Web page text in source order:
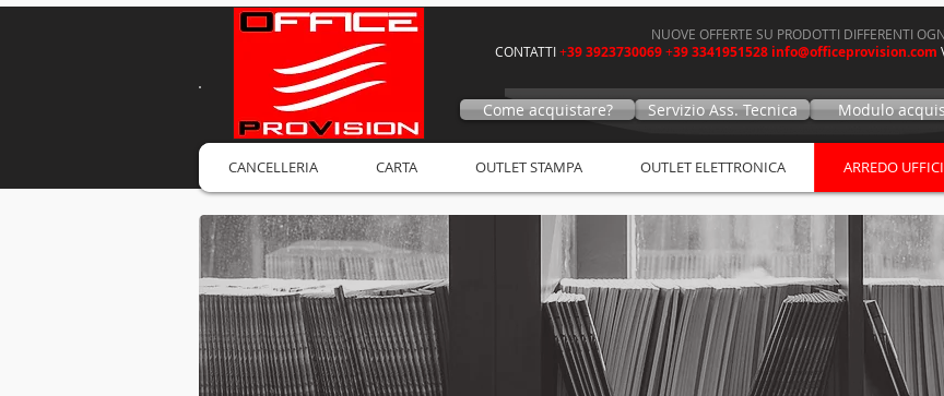
Modulo
Servizio Ass. Tecnica
Come acquistare?
NUOVE OFFERTE SU PRODOTTI DIFFERENTI
CONTATTI+39 3923730069+39 3341951528 info@officeprovision.com
CANCELLERIA CARTA OUTLET STAMPA OUTLET ELETTRONICA ARREDO